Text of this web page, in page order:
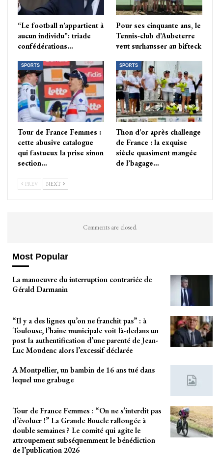
“Le football n’appartient à
aucun individu”: triade
confédérations…
Pour ses cinquante ans, le
Tennis-club d’Aubeterre
veut surhausser au bifteck
SPORTS
Tour de France Femmes :
cette abusive catalogue
qui fastueux la prise sinon
section…
SPORTS
Thon d’or après challenge
de France : la exquise
siècle quasiment mangée
de l’bagage…
PREV NEXT
Comments are closed.
Most Popular
La manoeuvre du interruption contrariée de
Gérald Darmanin
“Il y a des lignes qu’on ne franchit pas” : à
Toulouse, l’haine municipale voit là-dedans un
post la authentification d’une parenté de Jean-
Luc Moudenc alors l’excessif déclarée
A Montpellier, un bambin de 16 ans tué dans
lequel une grabuge
Tour de France Femmes : “On ne s’interdit pas
d’évoluer !” La Grande Boucle rallongée à
double semaines ? Le comité qui agite le
attroupement subséquemment le bénédiction
de l’publication 2026